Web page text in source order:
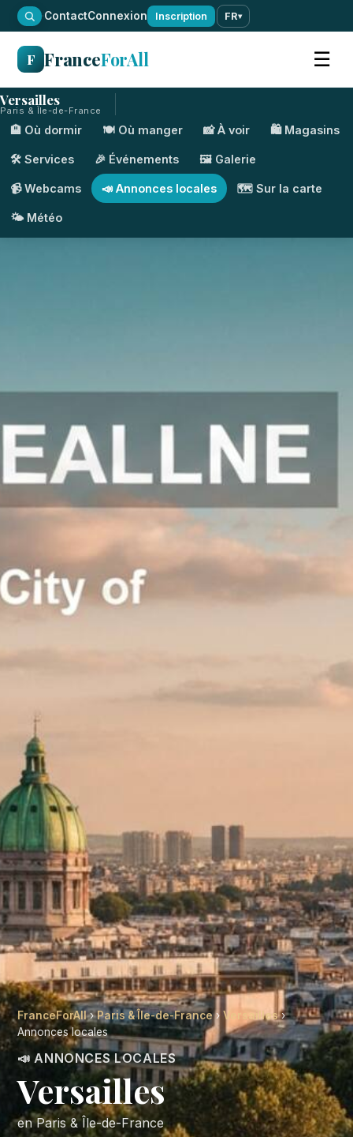
·ContactConnexion Inscription FR▾
F FranceForAll ☰
Versailles
Paris & Île-de-France
🏨 Où dormir 🍽️ Où manger 📸 À voir 🛍️ Magasins
🛠️ Services 🎉 Événements 🖼️ Galerie
📹 Webcams 📣 Annonces locales 🗺️ Sur la carte
🌤️ Météo
FranceForAll›Paris & Île-de-France› Versailles›
Annonces locales
📣 ANNONCES LOCALES
Versailles
en Paris & Île-de-France